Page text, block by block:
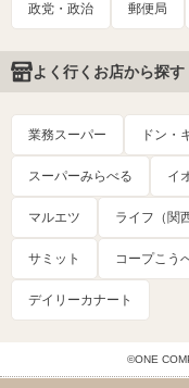
政党・政治 郵便局
よく行くお店から探す
業務スーパー ドン・
スーパーみらべる イ
マルエツ ライフ（関
サミット コープこう
デイリーカナート
©ONE